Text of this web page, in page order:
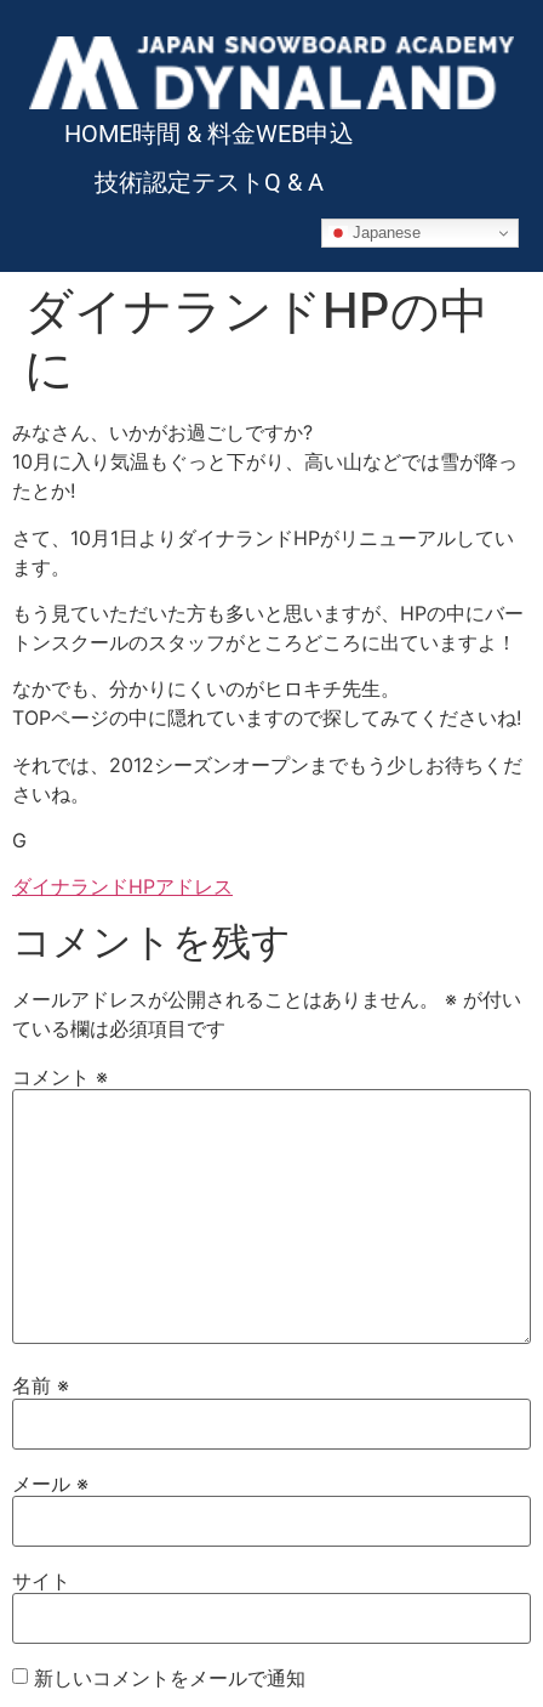
HOME時間 & 料金WEB申込
技術認定テスト Q & A
Japanese
ダイナランドHPの中
に
みなさん、いかがお過ごしですか?
10月に入り気温もぐっと下がり、高い山などでは雪が降っ
たとか!
さて、10月1日よりダイナランドHPがリニューアルしてい
ます。
もう見ていただいた方も多いと思いますが、HPの中にバー
トンスクールのスタッフがところどころに出ていますよ！
なかでも、分かりにくいのがヒロキチ先生。
TOPページの中に隠れていますので探してみてくださいね!
それでは、2012シーズンオープンまでもう少しお待ちくだ
さいね。
G
ダイナランドHPアドレス
コメントを残す
メールアドレスが公開されることはありません。 ※ が付い
ている欄は必須項目です
コメント ※
名前 ※
メール ※
サイト
新しいコメントをメールで通知